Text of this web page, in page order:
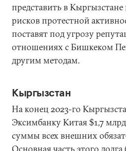
представить в
рисков протестной
поставят под угрозу
отношениях с Бишкеком
другим методам.
Кыргызстан
На конец 2023-го
Эксимбанку Китая $1,7
суммы всех внешних